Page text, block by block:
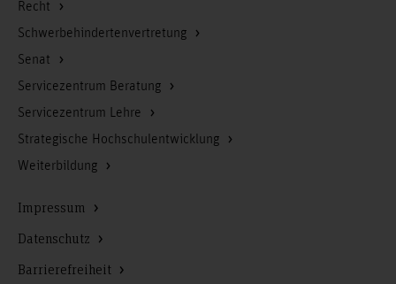
Recht
Schwerbehindertenvertretung
Senat
Servicezentrum Beratung
Servicezentrum Lehre
Strategische Hochschulentwicklung
Weiterbildung
Impressum
Datenschutz
Barrierefreiheit